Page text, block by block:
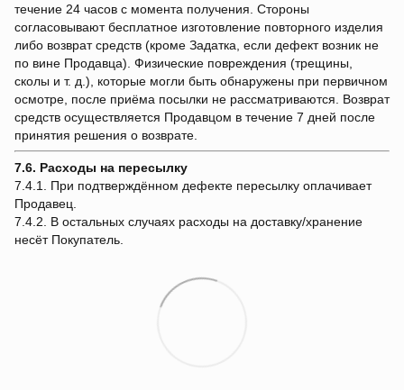
течение 24 часов с момента получения. Стороны
согласовывают бесплатное изготовление повторного изделия
либо возврат средств (кроме Задатка, если дефект возник не
по вине Продавца). Физические повреждения (трещины,
сколы и т. д.), которые могли быть обнаружены при первичном
осмотре, после приёма посылки не рассматриваются. Возврат
средств осуществляется Продавцом в течение 7 дней после
принятия решения о возврате.
7.6. Расходы на пересылку
7.4.1. При подтверждённом дефекте пересылку оплачивает
Продавец.
7.4.2. В остальных случаях расходы на доставку/хранение
несёт Покупатель.